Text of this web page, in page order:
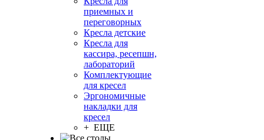
приемных и
переговорных
Кресла детские
Кресла для
кассира, ресепшн,
лабораторий
Комплектующие
для кресел
Эргономичные
накладки для
кресел
+ ЕЩЕ